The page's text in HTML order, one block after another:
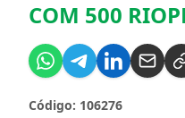
COM 500
Código: 106276